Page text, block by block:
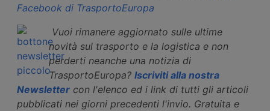
Facebook di TrasportoEuropa
Vuoi rimanere aggiornato sulle ultime
novità sul trasporto e la logistica e non
perderti neanche una notizia di
TrasportoEuropa? Iscriviti alla nostra
Newsletter con l'elenco ed i link di tutti gli articoli
pubblicati nei giorni precedenti l'invio. Gratuita e